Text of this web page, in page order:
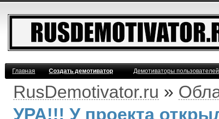
Главная Создать демотиватор Демотиваторы
RusDemotivator.ru »
УРА!!! У проекта